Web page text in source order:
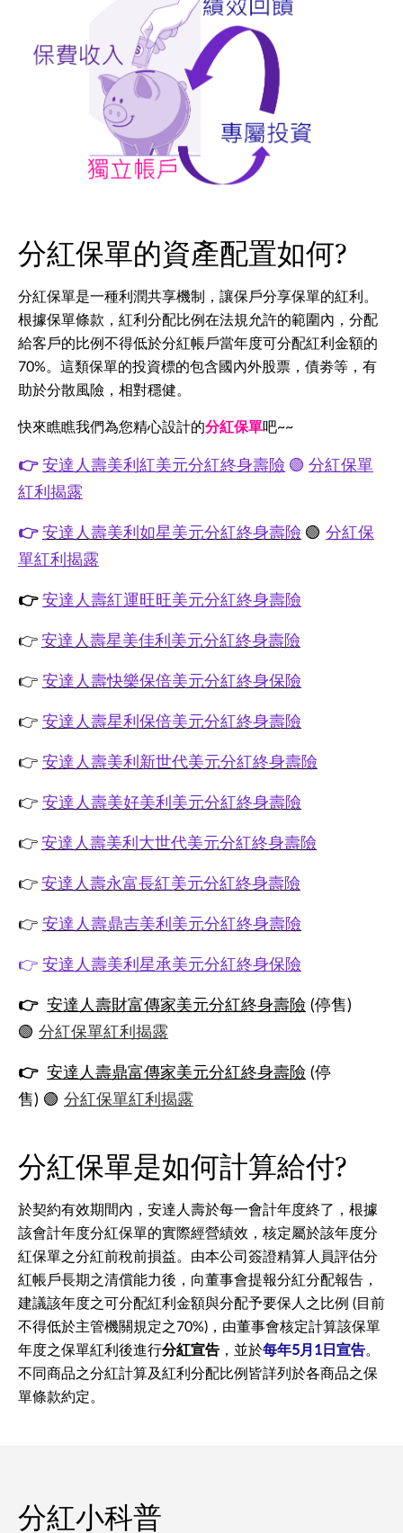
分紅保單的資產配置如何?
分紅保單是一種利潤共享機制，讓保戶分享保單的紅利。
根據保單條款，紅利分配比例在法規允許的範圍內，分配
給客戶的比例不得低於分紅帳戶當年度可分配紅利金額的
70%。這類保單的投資標的包含國內外股票，債劵等，有
助於分散風險，相對穩健。
快來瞧瞧我們為您精心設計的分紅保單吧~~
👉 安達人壽美利紅美元分紅終身壽險 🟢 分紅保單
紅利揭露
👉 安達人壽美利如星美元分紅終身壽險 🟢 分紅保
單紅利揭露
👉 安達人壽紅運旺旺美元分紅終身壽險
👉 安達人壽星美佳利美元分紅終身壽險
👉 安達人壽快樂保倍美元分紅終身保險
👉 安達人壽星利保倍美元分紅終身壽險
👉 安達人壽美利新世代美元分紅終身壽險
👉 安達人壽美好美利美元分紅終身壽險
👉 安達人壽美利大世代美元分紅終身壽險
👉 安達人壽永富長紅美元分紅終身壽險
👉 安達人壽鼎吉美利美元分紅終身壽險
👉 安達人壽美利星承美元分紅終身保險
👉 安達人壽財富傳家美元分紅終身壽險 (停售)
🟢 分紅保單紅利揭露
👉 安達人壽鼎富傳家美元分紅終身壽險 (停
售) 🟢 分紅保單紅利揭露
分紅保單是如何計算給付?
於契約有效期間內，安達人壽於每一會計年度終了，根據
該會計年度分紅保單的實際經營績效，核定屬於該年度分
紅保單之分紅前稅前損益。由本公司簽證精算人員評估分
紅帳戶長期之清償能力後，向董事會提報分紅分配報告，
建議該年度之可分配紅利金額與分配予要保人之比例 (目前
不得低於主管機關規定之70%)，由董事會核定計算該保單
年度之保單紅利後進行分紅宣告 ，並於每年5月1日宣告。
不同商品之分紅計算及紅利分配比例皆詳列於各商品之保
單條款約定。
分紅小科普